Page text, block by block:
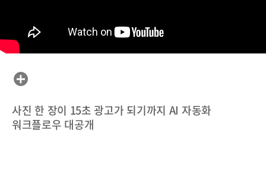
사진 한 장이 15초 광고가 되기까지 AI 자동화
워크플로우 대공개